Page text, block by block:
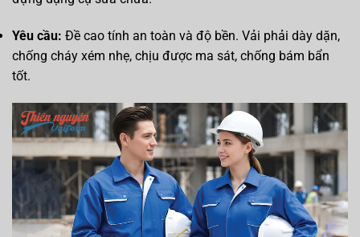
Yêu cầu: Đề cao tính an toàn và độ bền. Vải phải dày dặn,
chống cháy xém nhẹ, chịu được ma sát, chống bám bẩn
tốt.